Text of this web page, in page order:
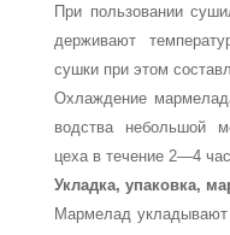
При пользовании
держивают
су­шки при этом
Охлаждение
водства небольшой
цеха в течение 2—4
Укладка, упаковка,
Мармелад укладывают